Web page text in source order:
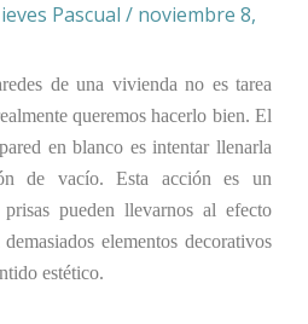
Pascual / noviembre 8,
de una vivienda no es tarea
queremos hacerlo bien. El
en blanco es intentar llenarla
de vacío. Esta acción es un
pueden llevarnos al efecto
elementos decorativos
estético.